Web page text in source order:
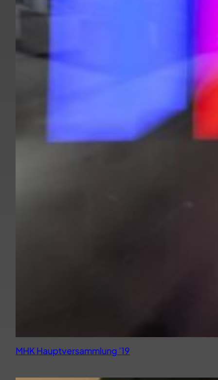
MHK Hauptversammlung ’19